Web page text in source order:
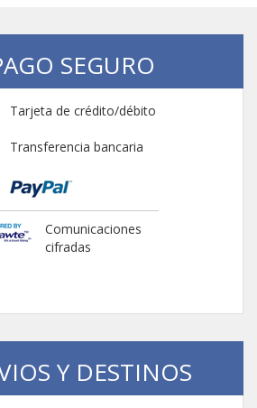
SEGURO
Tarjeta de crédito/débito
Transferencia bancaria
Comunicaciones
cifradas
Y DESTINOS